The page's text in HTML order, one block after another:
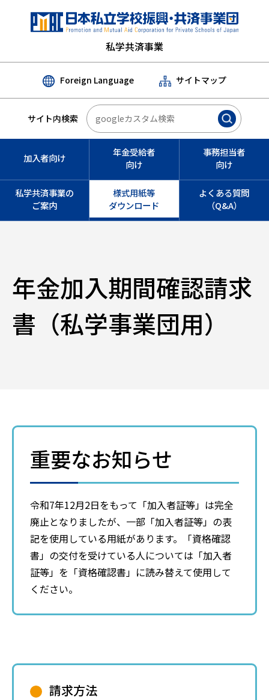
私学共済事業
Foreign Language サイトマップ
サイト内検索
加入者向け
年金受給者
向け
事務担当者
向け
私学共済事業の
ご案内
様式用紙等
ダウンロード
よくある質問
（Q&A）
年金加入期間確認請求
書（私学事業団用）
重要なお知らせ
令和7年12月2日をもって「加入者証等」は完全
廃止となりましたが、一部「加入者証等」の表
記を使用している用紙があります。「資格確認
書」の交付を受けている人については「加入者
証等」を「資格確認書」に読み替えて使用して
ください。
請求方法